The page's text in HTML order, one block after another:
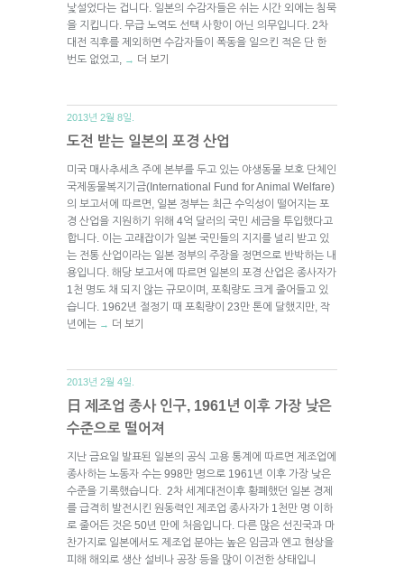
낯설었다는 겁니다. 일본의 수감자들은 쉬는 시간 외에는 침묵
을 지킵니다. 무급 노역도 선택 사항이 아닌 의무입니다. 2차
대전 직후를 제외하면 수감자들이 폭동을 일으킨 적은 단 한
번도 없었고,
→ 더 보기
2013년 2월 8일.
도전 받는 일본의 포경 산업
미국 매사추세츠 주에 본부를 두고 있는 야생동물 보호 단체인
국제동물복지기금(International Fund for Animal Welfare)
의 보고서에 따르면, 일본 정부는 최근 수익성이 떨어지는 포
경 산업을 지원하기 위해 4억 달러의 국민 세금을 투입했다고
합니다. 이는 고래잡이가 일본 국민들의 지지를 널리 받고 있
는 전통 산업이라는 일본 정부의 주장을 정면으로 반박하는 내
용입니다. 해당 보고서에 따르면 일본의 포경 산업은 종사자가
1천 명도 채 되지 않는 규모이며, 포획량도 크게 줄어들고 있
습니다. 1962년 절정기 때 포획량이 23만 톤에 달했지만, 작
년에는 → 더 보기
2013년 2월 4일.
日 제조업 종사 인구, 1961년 이후 가장 낮은
수준으로 떨어져
지난 금요일 발표된 일본의 공식 고용 통계에 따르면 제조업에
종사하는 노동자 수는 998만 명으로 1961년 이후 가장 낮은
수준을 기록했습니다. 2차 세계대전이후 황폐했던 일본 경제
를 급격히 발전시킨 원동력인 제조업 종사자가 1천만 명 이하
로 줄어든 것은 50년 만에 처음입니다. 다른 많은 선진국과 마
찬가지로 일본에서도 제조업 분야는 높은 임금과 엔고 현상을
피해 해외로 생산 설비나 공장 등을 많이 이전한 상태입니